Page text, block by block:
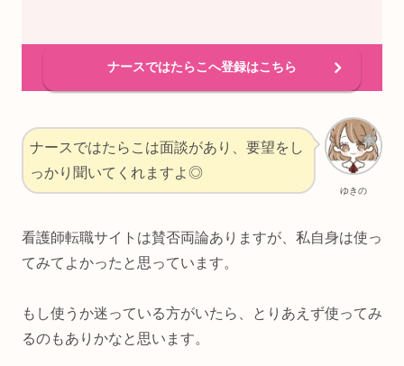
ナースではたらこへ登録はこちら
ゆきの
ナースではたらこは面談があり、要望をし
っかり聞いてくれますよ◎
看護師転職サイトは賛否両論ありますが、私自身は使っ
てみてよかったと思っています。
もし使うか迷っている方がいたら、とりあえず使ってみ
るのもありかなと思います。